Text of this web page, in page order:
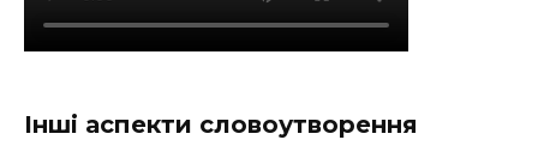
Інші аспекти словоутворення